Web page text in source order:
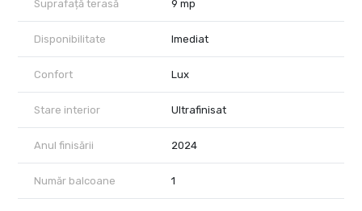
acces rapid către centru, aeroport și cele mai importante zone
comerciale și de afaceri din oraș.
proprietăți din complexurile rezidențiale One United Properties și
Suprafață terasă 9 mp
Disponibilitate Imediat
Confort Lux
Stare interior Ultrafinisat
Anul finisării 2024
Număr balcoane 1